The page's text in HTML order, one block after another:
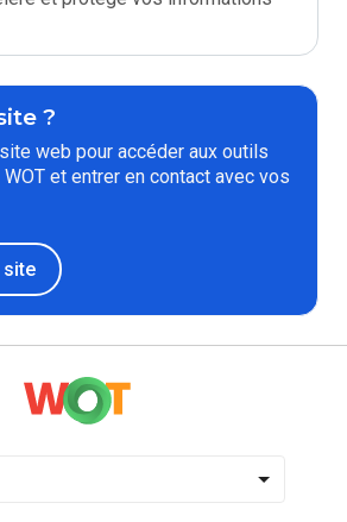
?
web pour accéder aux outils
et entrer en contact avec vos
site